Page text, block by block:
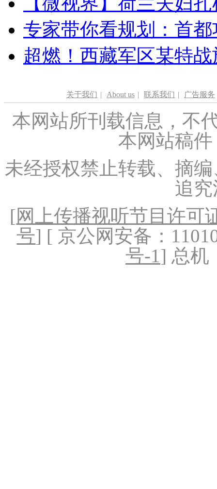
专家带你看规划：首
超燃！西藏军区某特
关于我们 | About us | 联系我们 | 广告服务
本网站所刊载信息，不
本网站稿
未经授权禁止转载、摘
追
[网上传播视听节目许可
号] [ 京公网安备：
号-1] 总机